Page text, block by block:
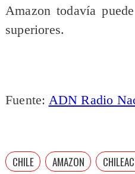
Amazon todavía
superiores.
Fuente: ADN Radio
CHILE AMAZON